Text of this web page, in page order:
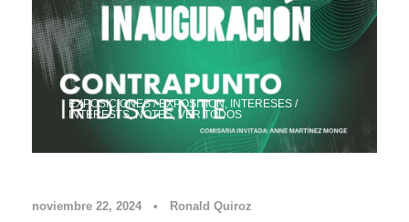
EXPOSICIONES / EXPOSITION, INTERESES /
INTERESTS, NOTES, VER TODOS
noviembre 22, 2024 • Ronald Quiroz